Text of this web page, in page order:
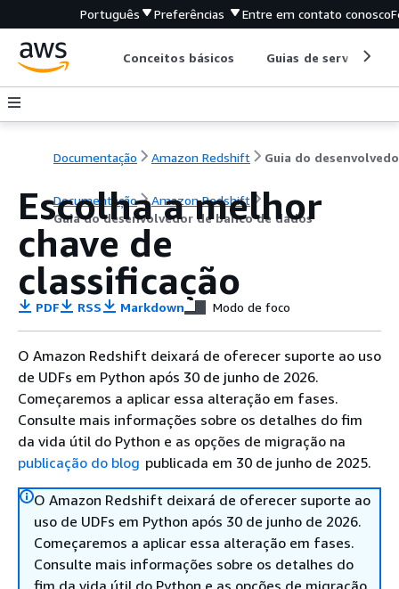
Português Preferências Entre em contato conosco
Conceitos básicos Guias de serviço
Documentação Amazon Redshift
Documentação
Amazon Redshift
Guia do desenvolvedor de banco de dados
Escolha a melhor
chave de
classificação
PDF RSS Markdown Modo de foco
O Amazon Redshift deixará de oferecer suporte ao uso
de UDFs em Python após 30 de junho de 2026.
Começaremos a aplicar essa alteração em fases.
Consulte mais informações sobre os detalhes do fim
da vida útil do Python e as opções de migração na
publicação do blog publicada em 30 de junho de 2025.
O Amazon Redshift deixará de oferecer suporte ao
uso de UDFs em Python após 30 de junho de 2026.
Começaremos a aplicar essa alteração em fases.
Consulte mais informações sobre os detalhes do
fim da vida útil do Python e as opções de migração